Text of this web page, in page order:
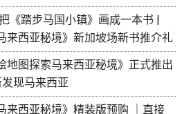
《踏步马国小镇》画成一本书 |
来西亚秘境》新加坡场新书推介礼
地图探索马来西亚秘境》正式推出
现马来西亚
来西亚秘境》精装版预购 ｜直接